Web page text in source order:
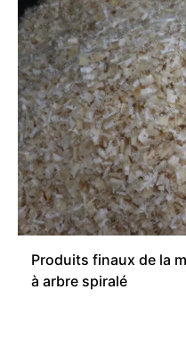
Produits finaux de la
à arbre spiralé